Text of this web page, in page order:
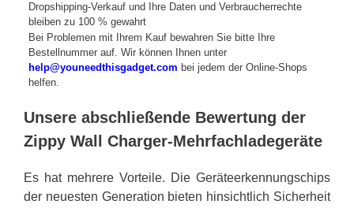
Dropshipping-Verkauf und Ihre Daten und Verbraucherrechte
bleiben zu 100 % gewahrt
Bei Problemen mit Ihrem Kauf bewahren Sie bitte Ihre
Bestellnummer auf. Wir können Ihnen unter
help@youneedthisgadget.com bei jedem der Online-Shops
helfen.
Unsere abschließende Bewertung der
Zippy Wall Charger-Mehrfachladegeräte
Es hat mehrere Vorteile. Die Geräteerkennungschips
der neuesten Generation bieten hinsichtlich Sicherheit